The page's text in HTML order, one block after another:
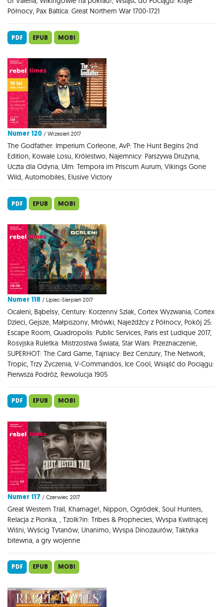
Północy, Pax Baltica: Great Northern War 1700-1721
PDF EPUB MOBI
Numer 120 / Wrzesień 2017
The Godfather: Imperium Corleone, AvP: The Hunt Begins 2nd
Edition, Kowale Losu, Królestwo, Najemnicy: Parszywa Drużyna,
Uczta dla Odyna, Ulm: Tempora im Priscum Aurum, Vikings Gone
Wild, Automobiles, Elusive Victory
PDF EPUB MOBI
Numer 118 / Lipiec-Sierpień 2017
Ocaleni, Bąbelsy, Century: Korzenny Szlak, Cortex Wyzwania, Cortex
Dzieci, Gejsze, Małpiszony, Mrówki, Najeźdźcy z Północy, Pokój 25:
Escape Room, Quadropolis: Public Services, Paris est Ludique 2017,
Rosyjska Ruletka: Mistrzostwa Świata, Star Wars: Przeznaczenie,
SUPERHOT: The Card Game, Tajniacy: Bez Cenzury, The Network,
Tropic, Trzy Życzenia, V-Commandos, Ice Cool, Wsiąść do Pociągu:
Pierwsza Podróż, Rewolucja 1905
PDF EPUB MOBI
Numer 117 / Czerwiec 2017
Great Western Trail, Kharnage!, Nippon, Ogródek, Soul Hunters,
Relacja z Pionka, , Tzolk?in: Tribes & Prophecies, Wyspa Kwitnącej
Wiśni, Wyścig Tytanów, Unanimo, Wyspa Dinozaurów, Taktyka
bitewna, a gry wojenne
PDF EPUB MOBI